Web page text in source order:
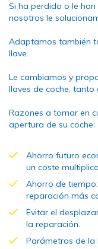
Si ha perdido o le
nosotros le
Adaptamos también
llave.
Le cambiamos y
llaves de coche, tanto
Razones a tomar en
apertura de su coche:
Ahorro futuro
un coste
Ahorro de
reparación más
Evitar el
la reparación.
Parámetros de la